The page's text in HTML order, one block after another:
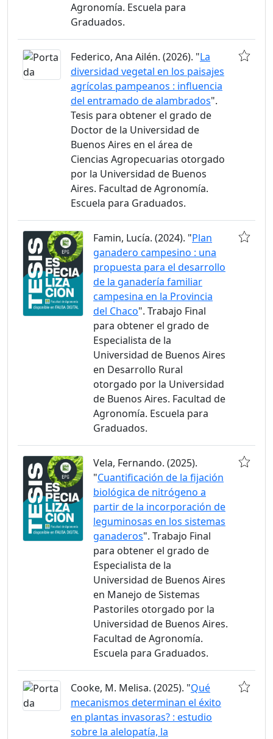
Agronomía. Escuela para
Graduados.
Federico, Ana Ailén. (2026). "La
diversidad vegetal en los paisajes
agrícolas pampeanos : influencia
del entramado de alambrados".
Tesis para obtener el grado de
Doctor de la Universidad de
Buenos Aires en el área de
Ciencias Agropecuarias otorgado
por la Universidad de Buenos
Aires. Facultad de Agronomía.
Escuela para Graduados.
Famin, Lucía. (2024). "Plan
ganadero campesino : una
propuesta para el desarrollo
de la ganadería familiar
campesina en la Provincia
del Chaco". Trabajo Final
para obtener el grado de
Especialista de la
Universidad de Buenos Aires
en Desarrollo Rural
otorgado por la Universidad
de Buenos Aires. Facultad de
Agronomía. Escuela para
Graduados.
Vela, Fernando. (2025).
"Cuantificación de la fijación
biológica de nitrógeno a
partir de la incorporación de
leguminosas en los sistemas
ganaderos". Trabajo Final
para obtener el grado de
Especialista de la
Universidad de Buenos Aires
en Manejo de Sistemas
Pastoriles otorgado por la
Universidad de Buenos Aires.
Facultad de Agronomía.
Escuela para Graduados.
Cooke, M. Melisa. (2025). "Qué
mecanismos determinan el éxito
en plantas invasoras? : estudio
sobre la alelopatía, la